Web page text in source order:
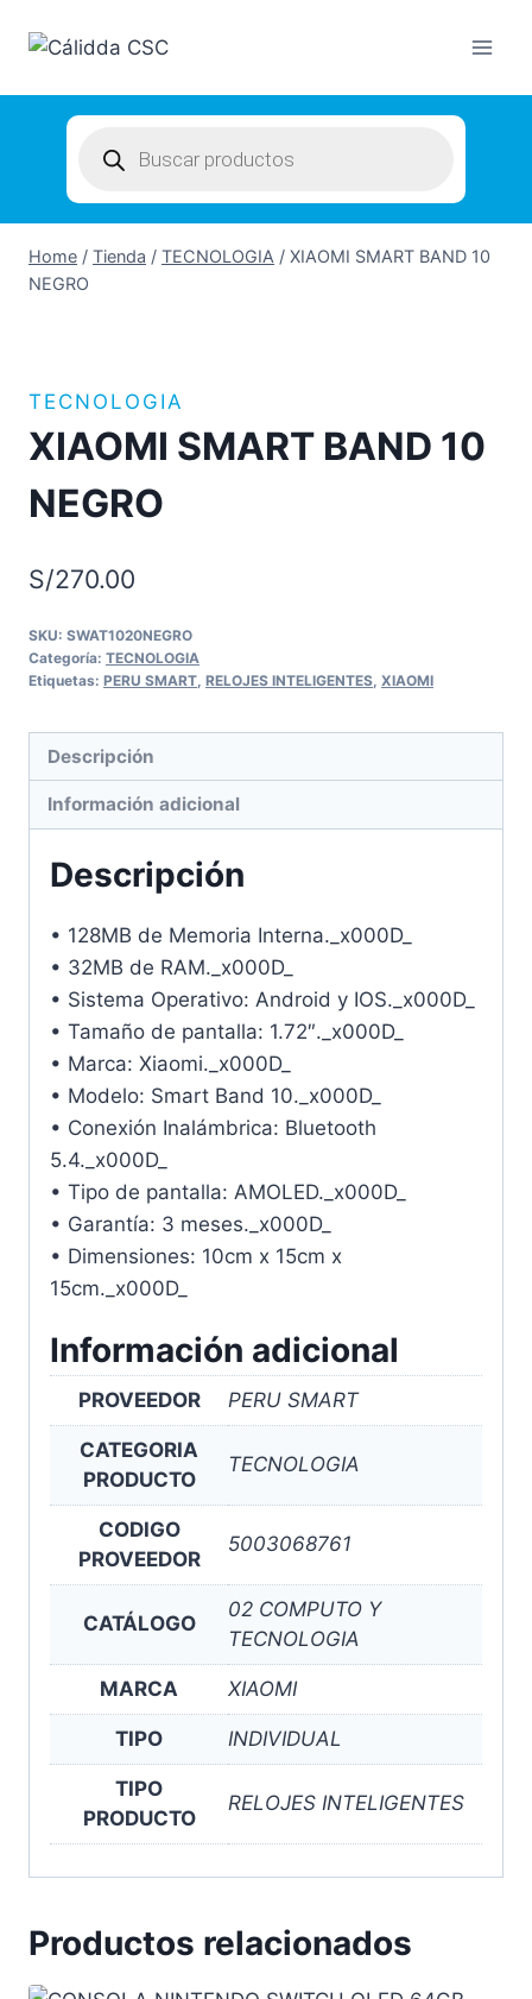
search
Home / Tienda / TECNOLOGIA / XIAOMI SMART BAND 10
NEGRO
TECNOLOGIA
XIAOMI SMART BAND 10
NEGRO
S/270.00
SKU: SWAT1020NEGRO
Categoría: TECNOLOGIA
Etiquetas: PERU SMART RELOJES INTELIGENTES XIAOMI
Descripción
Información adicional
Descripción
• 128MB de Memoria Interna._x000D_
• 32MB de RAM._x000D_
• Sistema Operativo: Android y IOS._x000D_
• Tamaño de pantalla: 1.72″._x000D_
• Marca: Xiaomi._x000D_
• Modelo: Smart Band 10._x000D_
• Conexión Inalámbrica: Bluetooth
5.4._x000D_
• Tipo de pantalla: AMOLED._x000D_
• Garantía: 3 meses._x000D_
• Dimensiones: 10cm x 15cm x
15cm._x000D_
Información adicional
PROVEEDOR PERU SMART
CATEGORIA
PRODUCTO
TECNOLOGIA
CODIGO
PROVEEDOR
5003068761
CATÁLOGO
02 COMPUTO Y
TECNOLOGIA
MARCA XIAOMI
TIPO INDIVIDUAL
TIPO
PRODUCTO
RELOJES INTELIGENTES
Productos relacionados